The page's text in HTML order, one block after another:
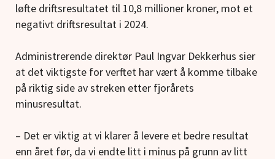
løfte driftsresultatet til 10,8 millioner kroner, mot et
negativt driftsresultat i 2024.
Administrerende direktør Paul Ingvar Dekkerhus sier
at det viktigste for verftet har vært å komme tilbake
på riktig side av streken etter fjorårets
minusresultat.
– Det er viktig at vi klarer å levere et bedre resultat
enn året før, da vi endte litt i minus på grunn av litt